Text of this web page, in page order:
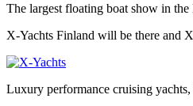
The largest floating boat show in the
X-Yachts Finland will be there and
Luxury performance cruising